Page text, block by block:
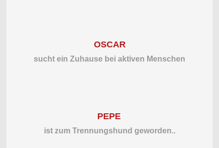
OSCAR
sucht ein Zuhause bei aktiven Menschen
PEPE
ist zum Trennungshund geworden..